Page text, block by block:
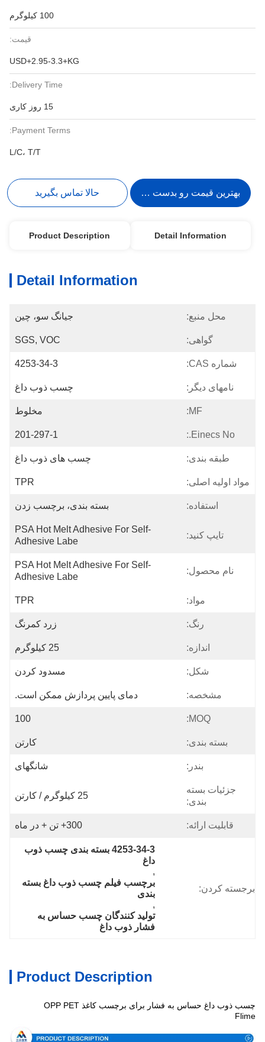
100 کیلوگرم
قیمت:
USD+2.95-3.3+KG
Delivery Time:
15 روز کاری
Payment Terms:
L/C، T/T
بهترین قیمت رو بدست بیار حالا تماس بگیرید
Detail Information
Product Description
Detail Information
محل منبع: جیانگ سو، چین
گواهی: SGS, VOC
شماره CAS: 4253-34-3
نامهای دیگر: چسب ذوب داغ
MF: مخلوط
Einecs No.:
201-297-1
طبقه بندی: چسب های ذوب داغ
مواد اولیه اصلی: TPR
استفاده: بسته بندی، برچسب زدن
تایپ کنید:
PSA Hot Melt Adhesive For Self-
Adhesive Labe
نام محصول:
PSA Hot Melt Adhesive For Self-
Adhesive Labe
مواد: TPR
رنگ: زرد کمرنگ
اندازه: 25 کیلوگرم
شکل: مسدود کردن
مشخصه: دمای پایین پردازش ممکن است.
MOQ:
100
بسته بندی: کارتن
بندر: شانگهای
جزئیات بسته
بندی:
25 کیلوگرم / کارتن
قابلیت ارائه: 300+ تن + در ماه
برجسته کردن:
4253-34-3 بسته بندی چسب ذوب
داغ
,
برچسب فیلم چسب ذوب داغ بسته
بندی
,
تولید کنندگان چسب حساس به
فشار ذوب داغ
Product Description
چسب ذوب داغ حساس به فشار برای برچسب کاغذ OPP PET
Flimeمشخصات